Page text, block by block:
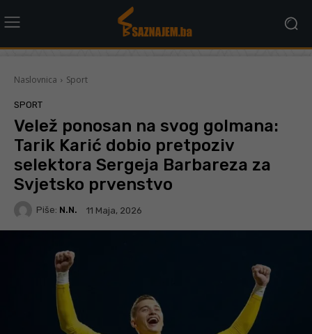
Naslovnica Sport
SPORT
Velež ponosan na svog golmana:
Tarik Karić dobio pretpoziv
selektora Sergeja Barbareza za
Svjetsko prvenstvo
Piše: N.N. 11 Maja, 2026